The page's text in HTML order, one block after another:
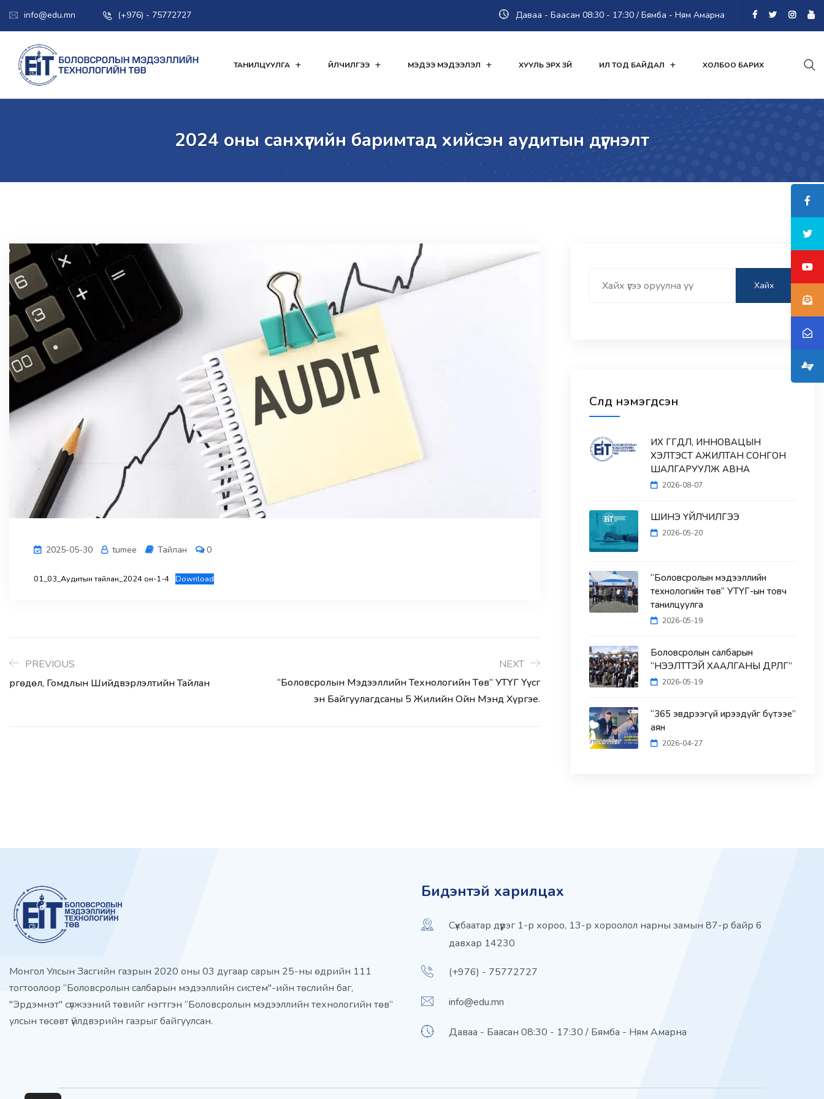
info@edu.mn (+976) - 75772727 Даваа - Баасан 08:30 - 17:30 / Бямба - Ням Амарна
ТАНИЛЦУУЛГА ҮЙЛЧИЛГЭЭ МЭДЭЭ МЭДЭЭЛЭЛ ХУУЛЬ ЭРХ ЗҮЙ ИЛ ТОД БАЙДАЛ ХОЛБОО БАРИХ
2024 оны санхүүгийн баримтад хийсэн аудитын дүгнэлт
2025-05-30 tumee Тайлан 0
01_03_Аудитын тайлан_2024 он-1-4 Download
PREVIOUS
Өргөдөл, Гомдлын Шийдвэрлэлтийн Тайлан
NEXT
“Боловсролын Мэдээллийн Технологийн Төв” УТҮГ Үүсг
Эн Байгуулагдсаны 5 Жилийн Ойн Мэнд Хүргэе.
Хайх
Сүүлд нэмэгдсэн
ИХ ӨГӨГДӨЛ, ИННОВАЦЫН
ХЭЛТЭСТ АЖИЛТАН СОНГОН
ШАЛГАРУУЛЖ АВНА
2026-08-07
ШИНЭ ҮЙЛЧИЛГЭЭ
2026-05-20
“Боловсролын мэдээллийн
технологийн төв” УТҮГ-ын товч
танилцуулга
2026-05-19
Боловсролын салбарын
“НЭЭЛТТЭЙ ХААЛГАНЫ ӨДӨРЛӨГ”
2026-05-19
“365 эвдрээгүй ирээдүйг бүтээе”
аян
2026-04-27
Монгол Улсын Засгийн газрын 2020 оны 03 дугаар сарын 25-ны өдрийн 111
тогтоолоор “Боловсролын салбарын мэдээллийн систем"-ийн төслийн баг,
"Эрдэмнэт" сүлжээний төвийг нэгтгэн “Боловсролын мэдээллийн технологийн төв”
улсын төсөвт үйлдвэрийн газрыг байгуулсан.
Бидэнтэй харилцах
Сүхбаатар дүүрэг 1-р хороо, 13-р хороолол нарны замын 87-р байр 6
давхар 14230
(+976) - 75772727
info@edu.mn
Даваа - Баасан 08:30 - 17:30 / Бямба - Ням Амарна